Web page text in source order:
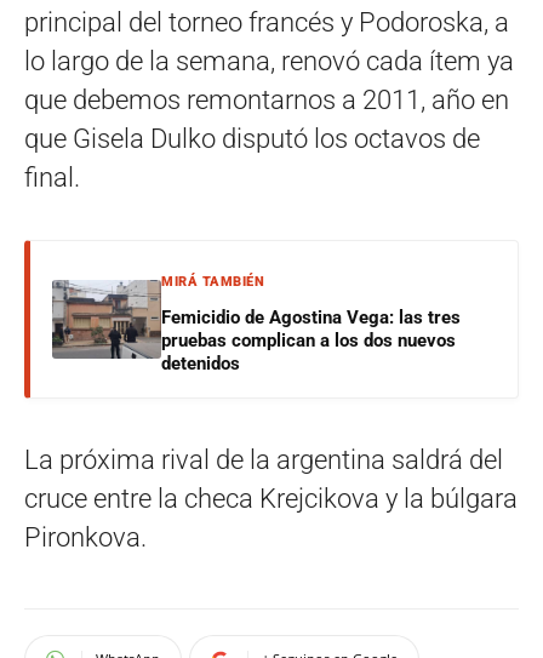
principal del torneo francés y Podoroska, a
lo largo de la semana, renovó cada ítem ya
que debemos remontarnos a 2011, año en
que Gisela Dulko disputó los octavos de
final.
MIRÁ TAMBIÉN
Femicidio de Agostina Vega: las tres
pruebas complican a los dos nuevos
detenidos
La próxima rival de la argentina saldrá del
cruce entre la checa Krejcikova y la búlgara
Pironkova.